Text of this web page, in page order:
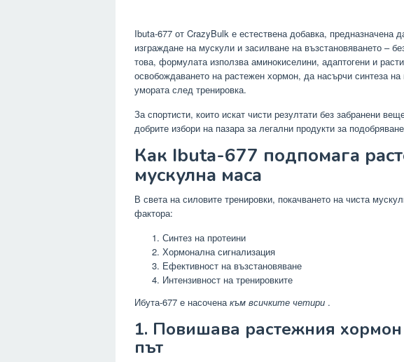
Ibuta-677 от CrazyBulk е естествена добавка, предназначена
изграждане на мускули и засилване на възстановяването –
това, формулата използва аминокиселини, адаптогени и
освобождаването на растежен хормон, да насърчи синтеза
умората след тренировка.
За спортисти, които искат чисти резултати без забранени
добрите избори на пазара за легални продукти за
Как Ibuta-677 подпомага
мускулна маса
В света на силовите тренировки, покачването на чиста
фактора:
Синтез на протеини
Хормонална сигнализация
Ефективност на възстановяване
Интензивност на тренировките
Ибута-677 е насоченакъм всичките четири .
1. Повишава растежния хормон
път